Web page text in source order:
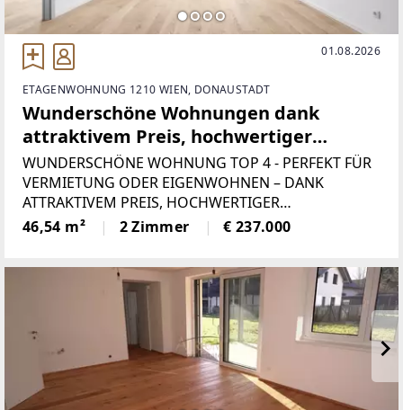
01.08.2026
ETAGENWOHNUNG 1210 WIEN, DONAUSTADT
Wunderschöne Wohnungen dank
attraktivem Preis, hochwertiger
Ausstattung. Eine seltene Kombination
aus Stil, Lage und Investmentpotenzial.
NEUBAUPROJEKT – PENTHOUSE &
EIGENTUMSWOHNUNGEN – ERSTBEZUG
WUNDERSCHÖNE WOHNUNG TOP 4 - PERFEKT FÜR
VERMIETUNG ODER EIGENWOHNEN – DANK
ATTRAKTIVEM PREIS, HOCHWERTIGER
AUSSTATTUNG UND 4 FRANZÖSISCHEN BALKONEN.
EINE SELTENE KOMBINATION AUS STIL, LAGE UND
46,54 m² 2 Zimmer € 237.000